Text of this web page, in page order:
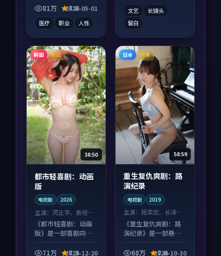
情绪落点。
81万 7.8
2024-05-01
医疗 职业 人性
文艺
长镜头
留白
韩国 杜比
38:50
都市轻喜剧：动画
版
电视剧 2026
主演： 河正宇、新垣结
衣 等
《都市轻喜剧：动画
版》是一部喜剧向电
长为内核，情感戏份
71万 7.3
2024-12-20
日本 热播
58:59
重生复仇爽剧：路
演纪录
电视剧 2019
主演：段奕宏、长泽雅
美 等
《重生复仇爽剧：路
演纪录》是一部悬疑
关系层层推进，尾声
68万 7.6
2024-10-30